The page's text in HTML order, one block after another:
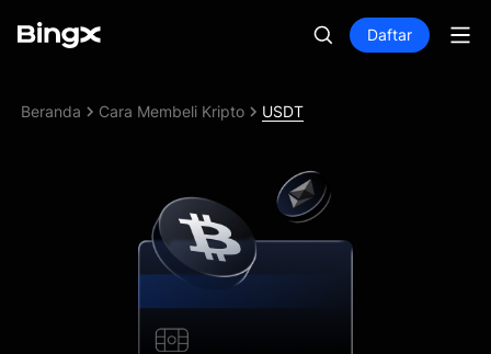
Daftar
Beranda Cara Membeli Kripto USDT